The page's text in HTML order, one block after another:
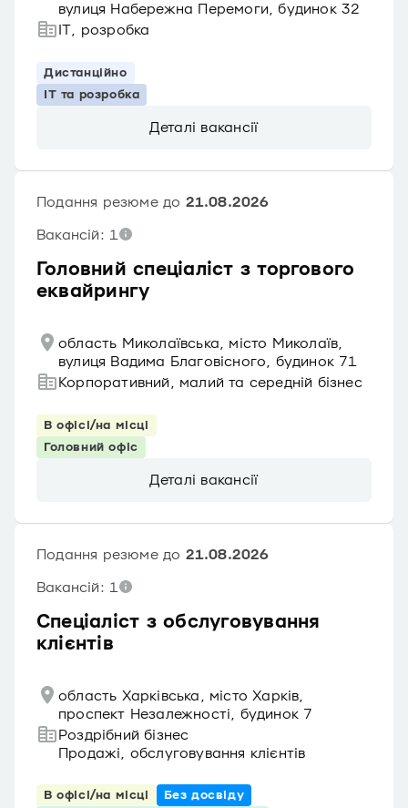
вулиця Набережна Перемоги, будинок 32
IT, розробка
Дистанційно
IT та розробка
Деталі вакансії
Головний спеціаліст з торгового
еквайрингу
Подання резюме до 21.08.2026
Вакансій: 1
область Миколаївська, місто Миколаїв,
вулиця Вадима Благовісного, будинок 71
Корпоративний, малий та середній бізнес
В офісі/на місці
Головний офіс
Деталі вакансії
Спеціаліст з обслуговування
клієнтів
Подання резюме до 21.08.2026
Вакансій: 1
область Харківська, місто Харків,
проспект Незалежності, будинок 7
Роздрібний бізнес
Продажі, обслуговування клієнтів
В офісі/на місці Без досвіду